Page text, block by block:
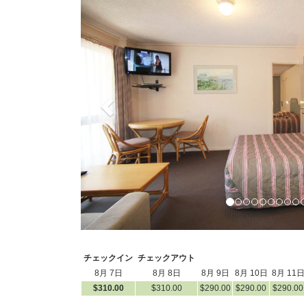
チェックイン チェックアウト
8月 7日
8月 8日 8月 9日 8月 10日 8月 11日
$310.00 $310.00 $290.00 $290.00 $290.00